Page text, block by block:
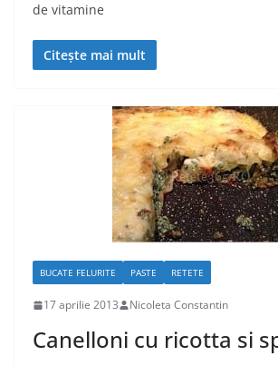
de vitamine
Citește mai mult
BUCATE FELURITE PASTE RETETE
17 aprilie 2013 Nicoleta Constantin
Canelloni cu ricotta si